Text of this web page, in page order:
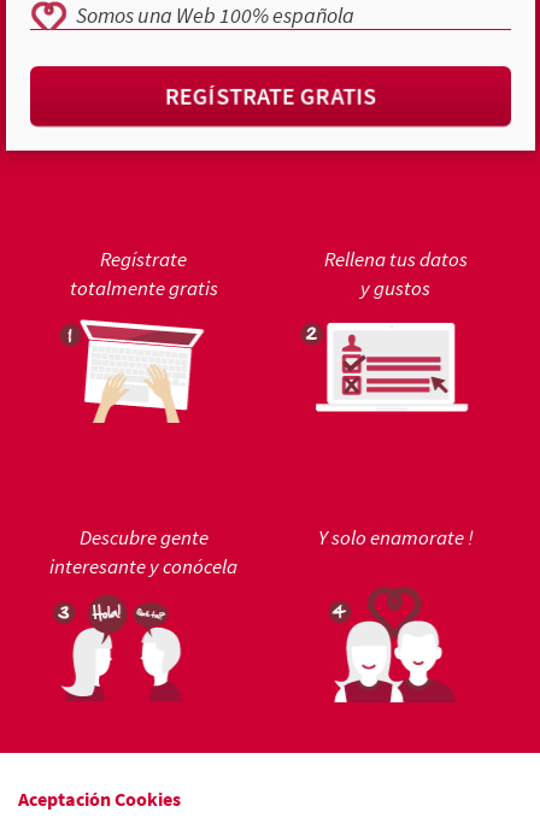
Somos una Web 100% española
REGÍSTRATE GRATIS
Regístrate
totalmente gratis
Rellena tus datos
y gustos
Descubre gente
interesante y conócela
Y solo enamorate !
Aceptación Cookies